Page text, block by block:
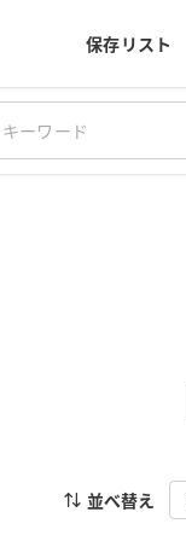
保存リスト
並べ替え